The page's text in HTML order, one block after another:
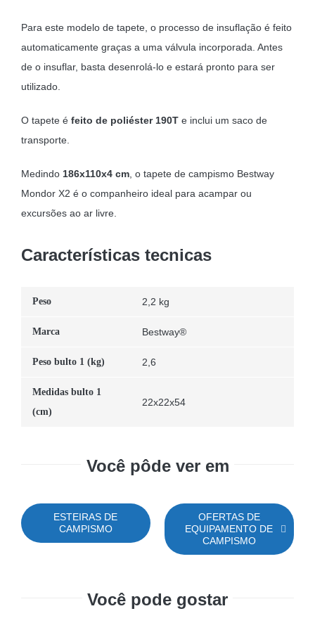
Para este modelo de tapete, o processo de insuflação é feito
automaticamente graças a uma válvula incorporada. Antes
de o insuflar, basta desenrolá-lo e estará pronto para ser
utilizado.
O tapete éfeito de poliéster 190Te inclui um saco de
transporte.
Medindo186x110x4 cm, o tapete de campismo Bestway
Mondor X2 é o companheiro ideal para acampar ou
excursões ao ar livre.
Características tecnicas
Peso 2,2 kg
Marca Bestway®
Peso bulto 1 (kg) 2,6
Medidas bulto 1
(cm)
22x22x54
Você pôde ver em
ESTEIRAS DE
CAMPISMO
OFERTAS DE
EQUIPAMENTO DE
CAMPISMO
Você pode gostar